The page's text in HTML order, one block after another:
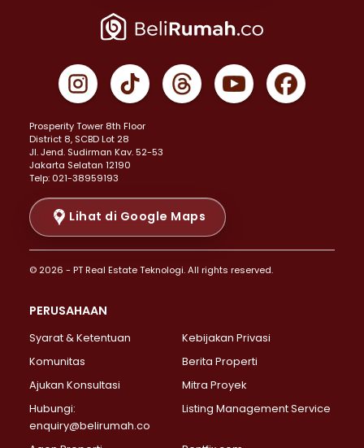
Properti Dijual di Jakarta Pusat >
Properti Dijual di Gambir >
Properti Dijual di Johar Baru >
Properti Dijual di Menteng >
Properti Dijual di Senen >
Properti Dijual di Tanah Abang >
Properti Dijual di Cikini >
Properti Dijual di Kramat >
Properti Dijual di Pasar Baru >
Properti Dijual di Bendungan Hilir >
Properti Dijual di Jakarta Selatan >
Properti Dijual di Lebak Bulus >
Properti Dijual di Gandaria Selatan >
Properti Dijual di Pondok Labu >
Properti Dijual di Lenteng Agung >
Properti Dijual di Senayan >
Prosperity Tower 8th Floor
District 8, SCBD Lot 28
JI. Jend. Sudirman Kav. 52-53
Jakarta Selatan 12190
Telp: 021-38959193
Lihat di Google Maps
© 2026 - PT Real Estate Teknologi. All rights reserved.
PERUSAHAAN
Syarat & Ketentuan
Kebijakan Privasi
Komunitas
Berita Properti
Ajukan Konsultasi
Mitra Proyek
Hubungi:
enquiry@belirumah.co
Listing Management Service